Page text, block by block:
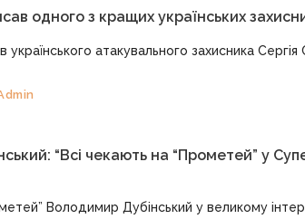
одного з кращих українських
українського атакувального захисника
“Всі чекають на “Прометей” у
Володимир Дубінський у великому